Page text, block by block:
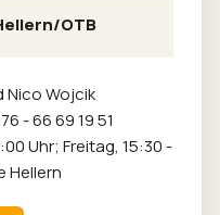
OTB
Nico Wojcik
- 66 69 19 51
Uhr; Freitag, 15:30 -
Hellern